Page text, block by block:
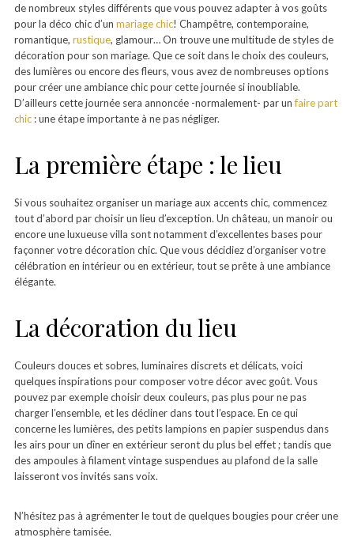
de nombreux styles différents que vous pouvez adapter à vos goûts
pour la déco chic d’un mariage chic! Champêtre, contemporaine,
romantique, rustique, glamour… On trouve une multitude de styles de
décoration pour son mariage. Que ce soit dans le choix des couleurs,
des lumières ou encore des fleurs, vous avez de nombreuses options
pour créer une ambiance chic pour cette journée si inoubliable.
D’ailleurs cette journée sera annoncée -normalement- par unfaire part
chic: une étape importante à ne pas négliger.
La première étape : le lieu
Si vous souhaitez organiser un mariage aux accents chic, commencez
tout d’abord par choisir un lieu d’exception. Un château, un manoir ou
encore une luxueuse villa sont notamment d’excellentes bases pour
façonner votre décoration chic. Que vous décidiez d’organiser votre
célébration en intérieur ou en extérieur, tout se prête à une ambiance
élégante.
La décoration du lieu
Couleurs douces et sobres, luminaires discrets et délicats, voici
quelques inspirations pour composer votre décor avec goût. Vous
pouvez par exemple choisir deux couleurs, pas plus pour ne pas
charger l’ensemble, et les décliner dans tout l’espace. En ce qui
concerne les lumières, des petits lampions en papier suspendus dans
les airs pour un dîner en extérieur seront du plus bel effet ; tandis que
des ampoules à filament vintage suspendues au plafond de la salle
laisseront vos invités sans voix.
N’hésitez pas à agrémenter le tout de quelques bougies pour créer une
atmosphère tamisée.